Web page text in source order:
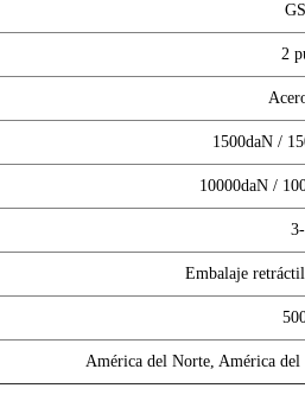
2
1500daN /
10000daN /
Embalaje
América del Norte, América